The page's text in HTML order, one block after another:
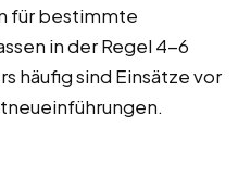
für bestimmte
in der Regel 4-6
häufig sind Einsätze vor